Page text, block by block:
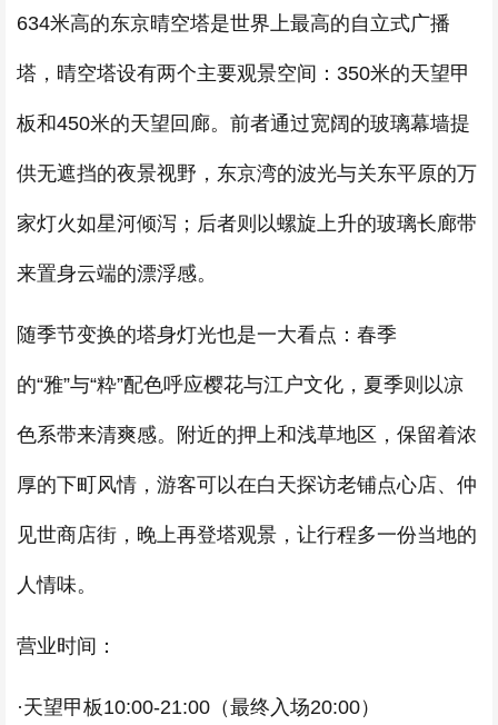
634米高的东京晴空塔是世界上最高的自立式广播
塔，晴空塔设有两个主要观景空间：350米的天望甲
板和450米的天望回廊。前者通过宽阔的玻璃幕墙提
供无遮挡的夜景视野，东京湾的波光与关东平原的万
家灯火如星河倾泻；后者则以螺旋上升的玻璃长廊带
来置身云端的漂浮感。
随季节变换的塔身灯光也是一大看点：春季
的“雅”与“粋”配色呼应樱花与江户文化，夏季则以凉
色系带来清爽感。附近的押上和浅草地区，保留着浓
厚的下町风情，游客可以在白天探访老铺点心店、仲
见世商店街，晚上再登塔观景，让行程多一份当地的
人情味。
营业时间：
·天望甲板10:00-21:00（最终入场20:00）